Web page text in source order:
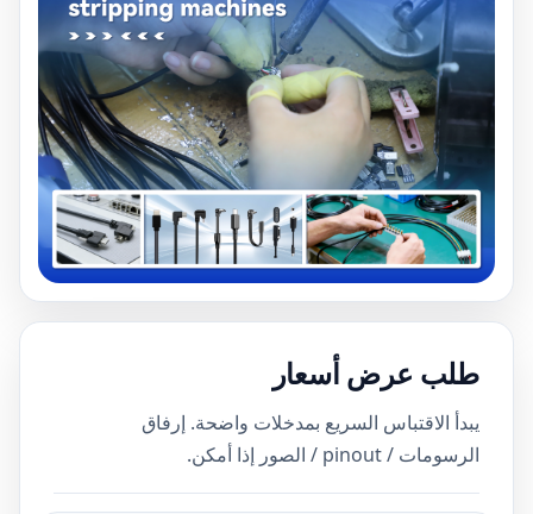
طلب عرض أسعار
يبدأ الاقتباس السريع بمدخلات واضحة. إرفاق
الرسومات / pinout / الصور إذا أمكن.